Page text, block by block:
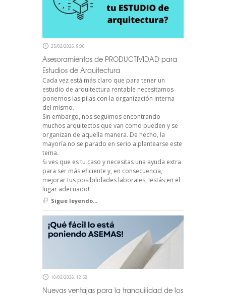
25/02/2026, 9:00
Asesoramientos de PRODUCTIVIDAD para
Estudios de Arquitectura
Cada vez está más claro que para tener un
estudio de arquitectura rentable necesitamos
ponernos las pilas con la organización interna
del mismo.
Sin embargo, nos seguimos encontrando
muchos arquitectos que van como pueden y se
organizan de aquella manera. De hecho, la
mayoría no se parado en serio a plantearse este
tema.
Si ves que es tu caso y necesitas una ayuda extra
para ser más eficiente y, en consecuencia,
mejorar tus posibilidades laborales, !estás en el
lugar adecuado!
Sigue leyendo...
10/02/2026, 12:58
Nuevas ventajas para la tranquilidad de los